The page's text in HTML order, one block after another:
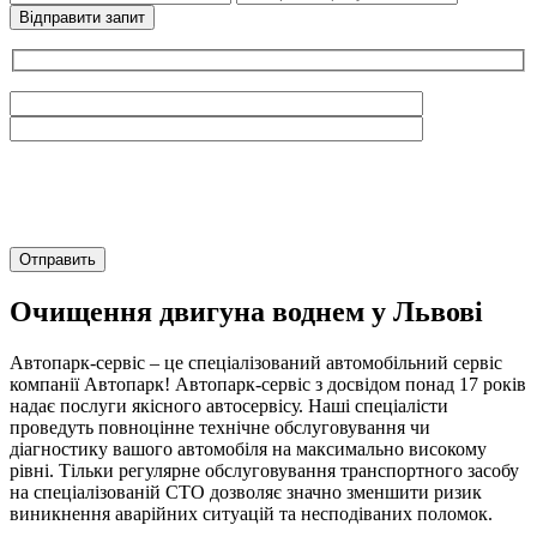
Відправити запит
Очищення двигуна воднем у Львові
Автопарк-сервіс – це спеціалізований автомобільний сервіс
компанії Автопарк! Автопарк-сервіс з досвідом понад 17 років
надає послуги якісного автосервісу. Наші спеціалісти
проведуть повноцінне технічне обслуговування чи
діагностику вашого автомобіля на максимально високому
рівні. Тільки регулярне обслуговування транспортного засобу
на спеціалізованій СТО дозволяє значно зменшити ризик
виникнення аварійних ситуацій та несподіваних поломок.